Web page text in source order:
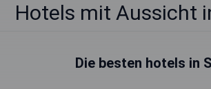
Hotels mit Aussicht
Die besten hotels in